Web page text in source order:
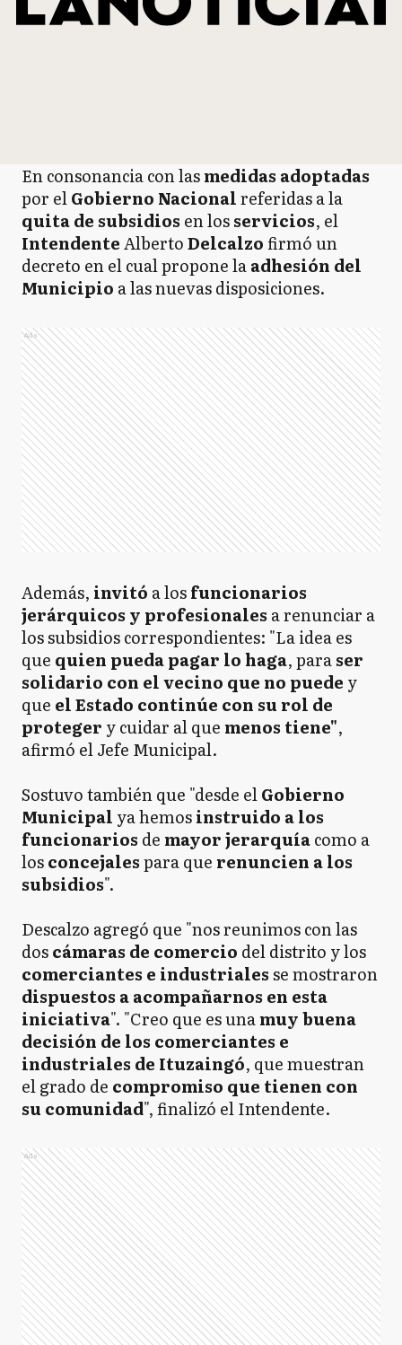
En consonancia con lasmedidas adoptadas
por elGobierno Nacionalreferidas a la
quita de subsidios en losservicios, el
IntendenteAlbertoDelcalzofirmó un
decreto en el cual propone laadhesión del
Municipio a las nuevas disposiciones.
Ads
Además, invitó a losfuncionarios
jerárquicos y profesionales a renunciar a
los subsidios correspondientes: "La idea es
que quien pueda pagar lo haga, paraser
solidario con el vecino que no puede y
que el Estado continúe con su rol de
proteger y cuidar al que menos tiene",
afirmó el Jefe Municipal.
Sostuvo también que "desde elGobierno
Municipal ya hemosinstruido a los
funcionarios de mayor jerarquíacomo a
losconcejalespara que renuncien a los
subsidios".
Descalzo agregó que "nos reunimos con las
doscámaras de comercio del distrito y los
comerciantes e industrialesse mostraron
dispuestos a acompañarnos en esta
iniciativa". "Creo que es unamuy buena
decisión de los comerciantes e
industriales de Ituzaingó, que muestran
el grado de compromiso que tienen con
su comunidad", finalizó el Intendente.
Ads